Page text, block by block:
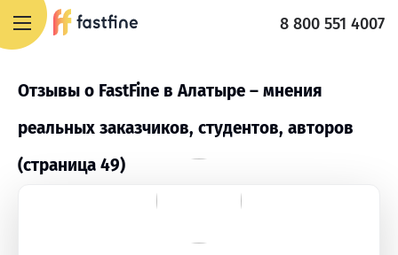
8 800 551 4007
Отзывы о FastFine в Алатыре – мнения
реальных заказчиков, студентов, авторов
(страница 49)